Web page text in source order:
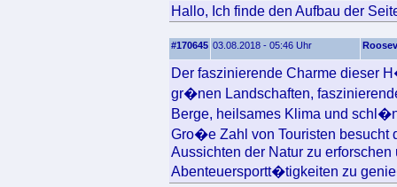
Hallo, Ich finde den Aufbau der
#170645 03.08.2018 - 05:46 Uhr
Der faszinierende Charme dieser
gr�nen Landschaften,
Berge, heilsames Klima und
Gro�e Zahl von Touristen
Aussichten der Natur zu
Abenteuersportt�tigkeiten zu